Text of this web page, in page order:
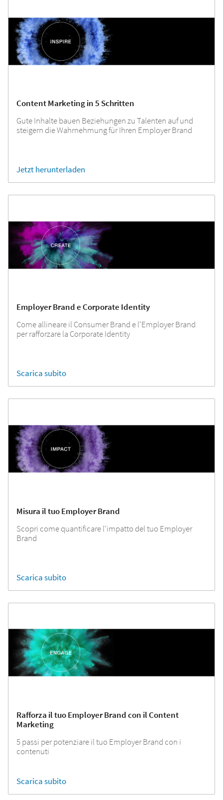
Content Marketing in 5 Schritten
Gute Inhalte bauen Beziehungen zu Talenten auf und
steigern die Wahrnehmung für Ihren Employer Brand
Jetzt herunterladen
Employer Brand e Corporate Identity
Come allineare il Consumer Brand e l'Employer Brand
per rafforzare la Corporate Identity
Scarica subito
Misura il tuo Employer Brand
Scopri come quantificare l'impatto del tuo Employer
Brand
Scarica subito
Rafforza il tuo Employer Brand con il Content
Marketing
5 passi per potenziare il tuo Employer Brand con i
contenuti
Scarica subito